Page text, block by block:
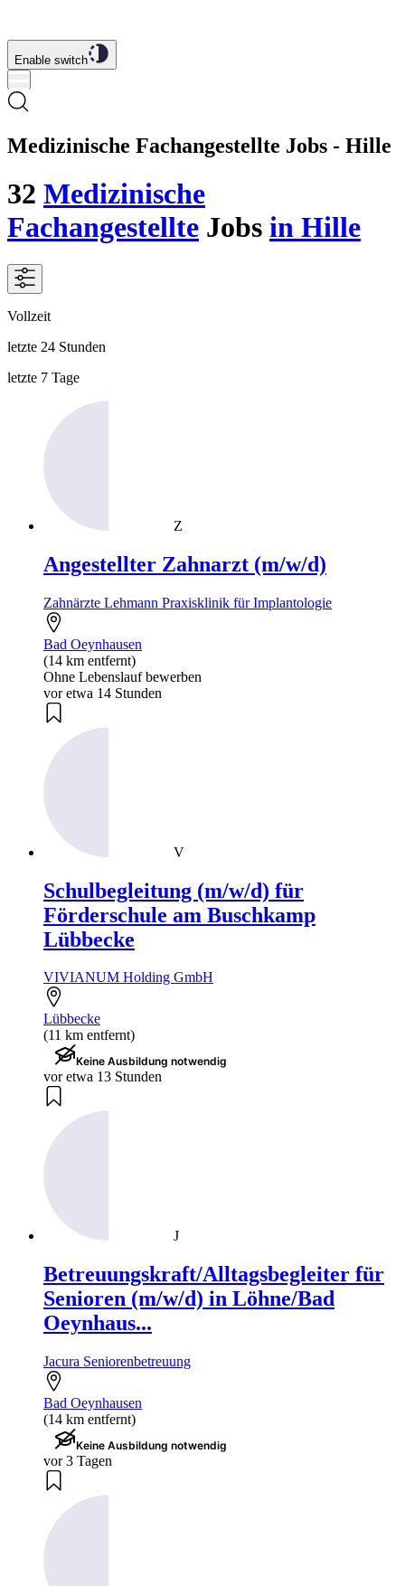
Enable switch
Medizinische Fachangestellte Jobs - Hille
32 Medizinische
Fachangestellte Jobs in Hille
Vollzeit
letzte 24 Stunden
letzte 7 Tage
Z
Angestellter Zahnarzt (m/w/d)
Zahnärzte Lehmann Praxisklinik für Implantologie
Bad Oeynhausen
(14 km entfernt)
Ohne Lebenslauf bewerben
vor etwa 14 Stunden
V
Schulbegleitung (m/w/d) für
Förderschule am Buschkamp
Lübbecke
VIVIANUM Holding GmbH
Lübbecke
(11 km entfernt)
Keine Ausbildung notwendig
vor etwa 13 Stunden
J
Betreuungskraft/Alltagsbegleiter für
Senioren (m/w/d) in Löhne/Bad
Oeynhaus...
Jacura Seniorenbetreuung
Bad Oeynhausen
(14 km entfernt)
Keine Ausbildung notwendig
vor 3 Tagen